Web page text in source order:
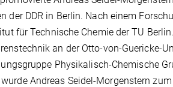
der DDR in Berlin. Nach einem
für Technische Chemie der TU
an der Otto-von-Guericke-
Physikalisch-Chemische
Andreas Seidel-Morgenstern